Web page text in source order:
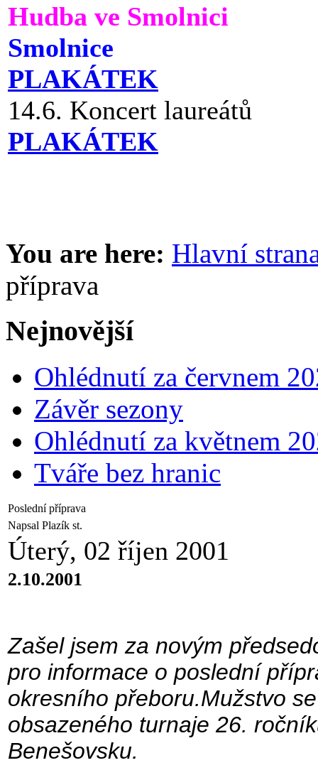
Hudba ve Smolnici
Smolnice
PLAKÁTEK
14.6. Koncert laureátů
PLAKÁTEK
You are here: Hlavní
příprava
Nejnovější
Ohlédnutí za červnem
Závěr sezony
Ohlédnutí za květnem
Tváře bez hranic
Poslední příprava
Napsal Plazík st.
Úterý, 02 říjen 2001
2.10.2001
Zašel jsem za novým
pro informace o poslední
okresního přeboru.Mužstvo
obsazeného turnaje 26.
Benešovsku.